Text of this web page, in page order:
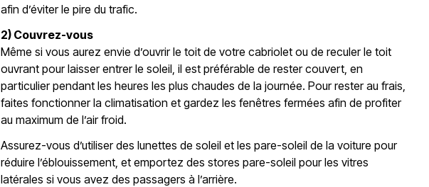
afin d’éviter le pire du trafic.
2) Couvrez-vous
Même si vous aurez envie d’ouvrir le toit de votre cabriolet ou de reculer le toit
ouvrant pour laisser entrer le soleil, il est préférable de rester couvert, en
particulier pendant les heures les plus chaudes de la journée. Pour rester au frais,
faites fonctionner la climatisation et gardez les fenêtres fermées afin de profiter
au maximum de l’air froid.
Assurez-vous d’utiliser des lunettes de soleil et les pare-soleil de la voiture pour
réduire l’éblouissement, et emportez des stores pare-soleil pour les vitres
latérales si vous avez des passagers à l’arrière.